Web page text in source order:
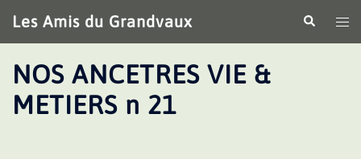
au
contenu
Les Amis du Grandvaux
le
NOS ANCETRES VIE &
METIERS n 21